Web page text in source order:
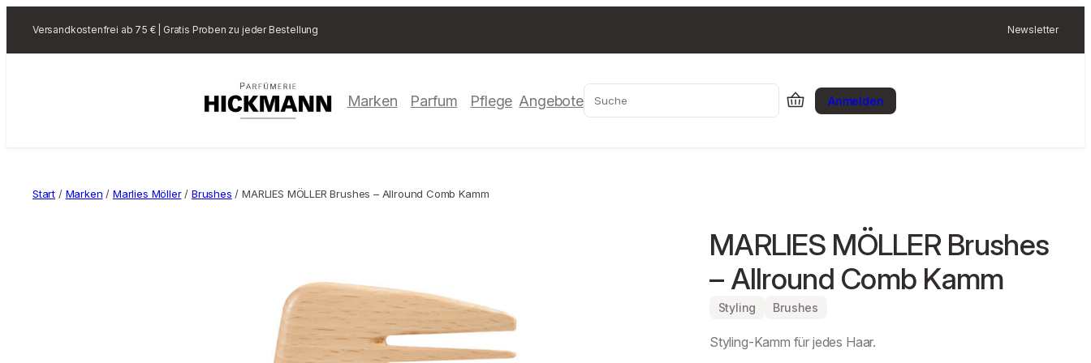
Versandkostenfrei ab 75 € | Gratis Proben zu jeder Bestellung Newsletter
Marken Parfum Pflege Angebote Suchen Anmelden
Start / Marken / Marlies Möller/ Brushes / MARLIES MÖLLER Brushes – Allround Comb Kamm
MARLIES MÖLLER Brushes
– Allround Comb Kamm
Styling Brushes
Styling-Kamm für jedes Haar.